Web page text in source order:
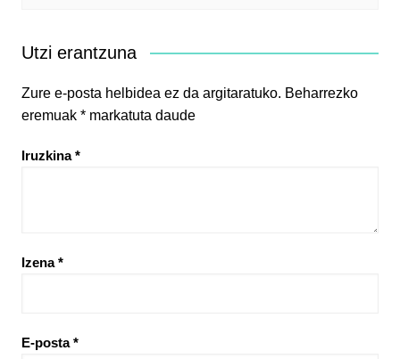
Utzi erantzuna
Zure e-posta helbidea ez da argitaratuko. Beharrezko
eremuak *markatuta daude
Iruzkina*
Izena*
E-posta*